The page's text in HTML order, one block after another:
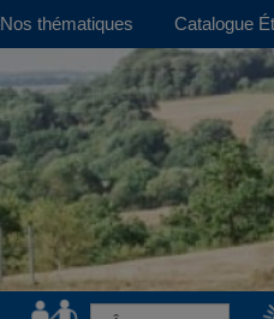
Nos thématiques Catalogue